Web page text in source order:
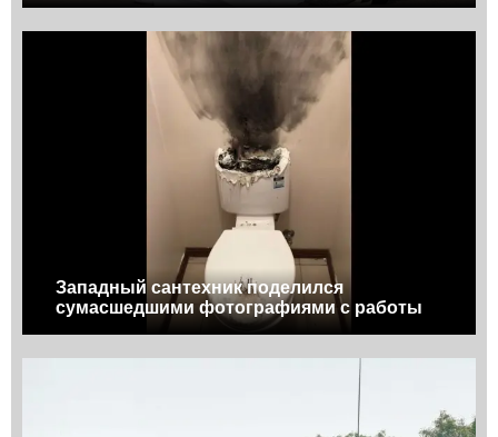
Западный сантехник поделился
сумасшедшими фотографиями с работы